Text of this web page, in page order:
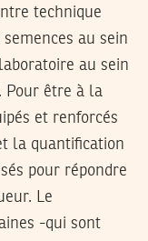
technique
au sein
au sein
Pour être à la
et renforcés
la quantification
pour répondre
Le
-qui sont